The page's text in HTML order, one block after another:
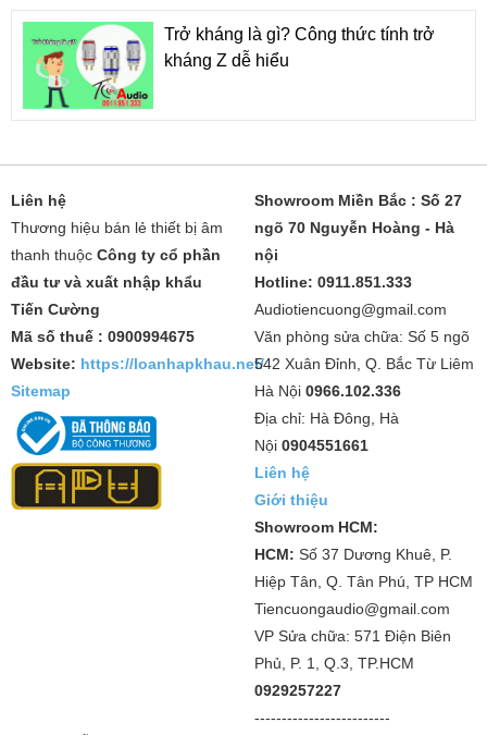
Trở kháng là gì? Công thức tính trở
kháng Z dễ hiểu
Liên hệ
Thương hiệu bán lẻ thiết bị âm
thanh thuộc Công ty cổ phần
đầu tư và xuất nhập khẩu
Tiến Cường
Mã số thuế : 0900994675
Website: https://loanhapkhau.net/
Sitemap
Showroom Miền Bắc : Số 27
ngõ 70 Nguyễn Hoàng - Hà
nội
Hotline: 0911.851.333
Audiotiencuong@gmail.com
Văn phòng sửa chữa: Số 5 ngõ
542 Xuân Đỉnh, Q. Bắc Từ Liêm
Hà Nội 0966.102.336
Địa chỉ: Hà Đông, Hà
Nội 0904551661
Liên hệ
Giới thiệu
Showroom HCM:
HCM: Số 37 Dương Khuê, P.
Hiệp Tân, Q. Tân Phú, TP HCM
Tiencuongaudio@gmail.com
VP Sửa chữa: 571 Điện Biên
Phủ, P. 1, Q.3, TP.HCM
0929257227
-------------------------